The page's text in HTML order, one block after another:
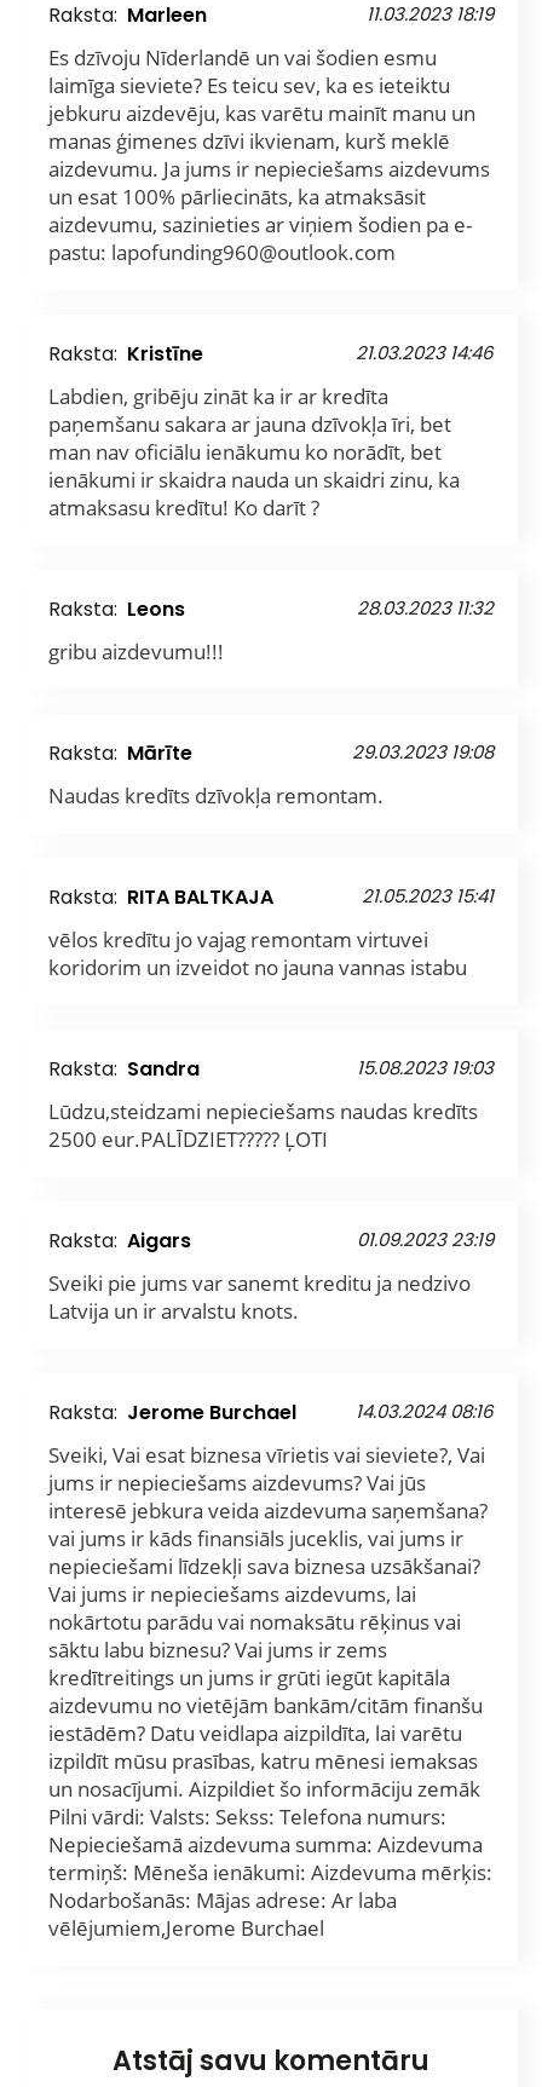
Raksta: Marleen 11.03.2023 18:19
Es dzīvoju Nīderlandē un vai šodien esmu
laimīga sieviete? Es teicu sev, ka es ieteiktu
jebkuru aizdevēju, kas varētu mainīt manu un
manas ģimenes dzīvi ikvienam, kurš meklē
aizdevumu. Ja jums ir nepieciešams aizdevums
un esat 100% pārliecināts, ka atmaksāsit
aizdevumu, sazinieties ar viņiem šodien pa e-
pastu: lapofunding960@outlook.com
Raksta: Kristīne 21.03.2023 14:46
Labdien, gribēju zināt ka ir ar kredīta
paņemšanu sakara ar jauna dzīvokļa īri, bet
man nav oficiālu ienākumu ko norādīt, bet
ienākumi ir skaidra nauda un skaidri zinu, ka
atmaksasu kredītu! Ko darīt ?
Raksta: Leons 28.03.2023 11:32
gribu aizdevumu!!!
Raksta: Mārīte 29.03.2023 19:08
Naudas kredīts dzīvokļa remontam.
Raksta: RITA BALTKAJA 21.05.2023 15:41
vēlos kredītu jo vajag remontam virtuvei
koridorim un izveidot no jauna vannas istabu
Raksta: Sandra 15.08.2023 19:03
Lūdzu,steidzami nepieciešams naudas kredīts
2500 eur.PALĪDZIET????? ĻOTI
Raksta: Aigars 01.09.2023 23:19
Sveiki pie jums var sanemt kreditu ja nedzivo
Latvija un ir arvalstu knots.
Raksta: Jerome Burchael 14.03.2024 08:16
Sveiki, Vai esat biznesa vīrietis vai sieviete?, Vai
jums ir nepieciešams aizdevums? Vai jūs
interesē jebkura veida aizdevuma saņemšana?
vai jums ir kāds finansiāls juceklis, vai jums ir
nepieciešami līdzekļi sava biznesa uzsākšanai?
Vai jums ir nepieciešams aizdevums, lai
nokārtotu parādu vai nomaksātu rēķinus vai
sāktu labu biznesu? Vai jums ir zems
kredītreitings un jums ir grūti iegūt kapitāla
aizdevumu no vietējām bankām/citām finanšu
iestādēm? Datu veidlapa aizpildīta, lai varētu
izpildīt mūsu prasības, katru mēnesi iemaksas
un nosacījumi. Aizpildiet šo informāciju zemāk
Pilni vārdi: Valsts: Sekss: Telefona numurs:
Nepieciešamā aizdevuma summa: Aizdevuma
termiņš: Mēneša ienākumi: Aizdevuma mērķis:
Nodarbošanās: Mājas adrese: Ar laba
vēlējumiem,Jerome Burchael
Atstāj savu komentāru